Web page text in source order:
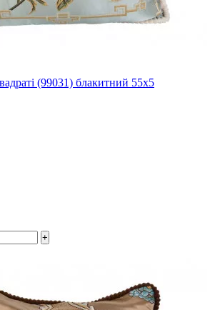
(99031) блакитний 55x5
+